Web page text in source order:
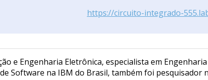
https://circuito-integrado-
e Engenharia Eletrônica, especialista em
Software na IBM do Brasil, também foi pesquisador